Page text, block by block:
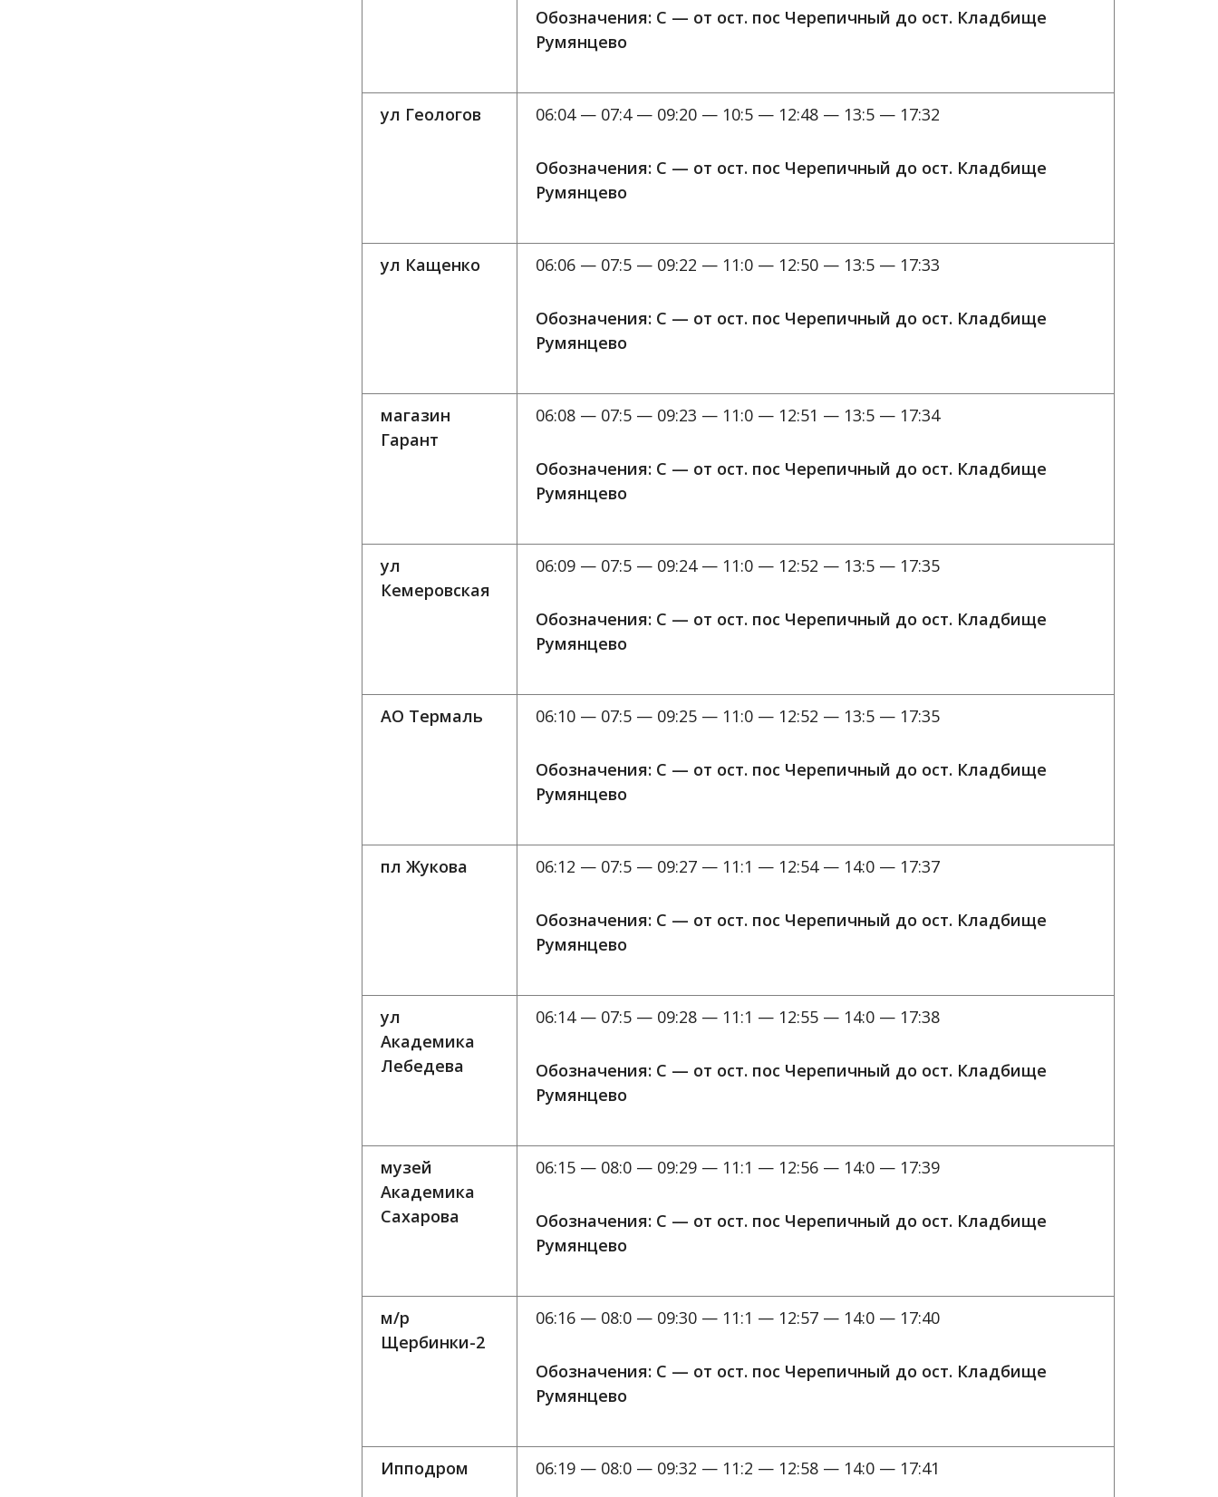
Обозначения: C — от ост. пос Черепичный до ост. Кладбище
Румянцево
ул Геологов 06:04 — 07:4 — 09:20 — 10:5 — 12:48 — 13:5 — 17:32
Обозначения: C — от ост. пос Черепичный до ост. Кладбище
Румянцево
ул Кащенко 06:06 — 07:5 — 09:22 — 11:0 — 12:50 — 13:5 — 17:33
Обозначения: C — от ост. пос Черепичный до ост. Кладбище
Румянцево
магазин
Гарант
06:08 — 07:5 — 09:23 — 11:0 — 12:51 — 13:5 — 17:34
Обозначения: C — от ост. пос Черепичный до ост. Кладбище
Румянцево
ул
Кемеровская
06:09 — 07:5 — 09:24 — 11:0 — 12:52 — 13:5 — 17:35
Обозначения: C — от ост. пос Черепичный до ост. Кладбище
Румянцево
АО Термаль 06:10 — 07:5 — 09:25 — 11:0 — 12:52 — 13:5 — 17:35
Обозначения: C — от ост. пос Черепичный до ост. Кладбище
Румянцево
пл Жукова 06:12 — 07:5 — 09:27 — 11:1 — 12:54 — 14:0 — 17:37
Обозначения: C — от ост. пос Черепичный до ост. Кладбище
Румянцево
ул
Академика
Лебедева
06:14 — 07:5 — 09:28 — 11:1 — 12:55 — 14:0 — 17:38
Обозначения: C — от ост. пос Черепичный до ост. Кладбище
Румянцево
музей
Академика
Сахарова
06:15 — 08:0 — 09:29 — 11:1 — 12:56 — 14:0 — 17:39
Обозначения: C — от ост. пос Черепичный до ост. Кладбище
Румянцево
м/р
Щербинки-2
06:16 — 08:0 — 09:30 — 11:1 — 12:57 — 14:0 — 17:40
Обозначения: C — от ост. пос Черепичный до ост. Кладбище
Румянцево
Ипподром 06:19 — 08:0 — 09:32 — 11:2 — 12:58 — 14:0 — 17:41